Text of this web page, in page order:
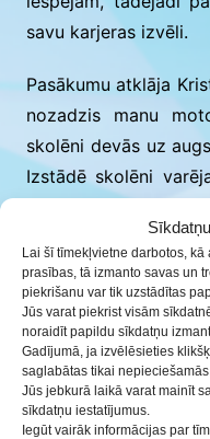
Lai šī tīmekļvietne darbotos,
prasības, tā izmanto savas un
piekrišanu var tik uzstādītas
Jūs varat piekrist visām
noraidīt papildu sīkdatņu
Gadījumā, ja izvēlēsieties
saglabātas tikai
Jūs jebkurā laikā varat mainīt
sīkdatņu iestatījumus.
Iegūt vairāk informācijas par
savu karjeras izvēli.
Pasākumu atklāja
nozadzis manu
skolēni devās uz
Izstādē skolēni
piedalījās 14
Pēc tam jau skolēni
Nodarbības
vieslektori. Skolēni
Nodarbību tēma-
līderība.